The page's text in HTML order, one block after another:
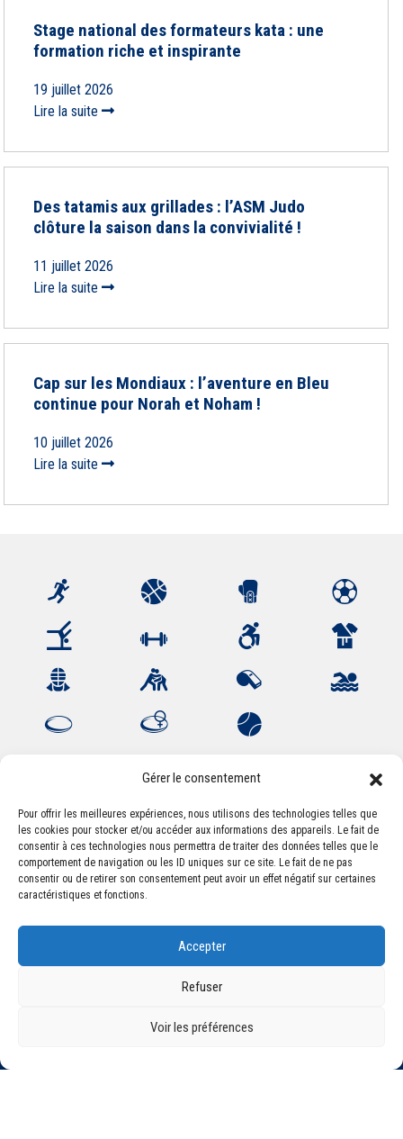
Gérer le consentement
Pour offrir les meilleures expériences, nous utilisons des technologies telles que
les cookies pour stocker et/ou accéder aux informations des appareils. Le fait de
consentir à ces technologies nous permettra de traiter des données telles que le
comportement de navigation ou les ID uniques sur ce site. Le fait de ne pas
consentir ou de retirer son consentement peut avoir un effet négatif sur certaines
caractéristiques et fonctions.
Accepter
Refuser
Voir les préférences
Stage national des formateurs kata : une
formation riche et inspirante
19 juillet 2026
Lire la suite
Des tatamis aux grillades : l’ASM Judo
clôture la saison dans la convivialité !
11 juillet 2026
Lire la suite
Cap sur les Mondiaux : l’aventure en Bleu
continue pour Norah et Noham !
10 juillet 2026
Lire la suite
Association Sportive Montferrandaise
84, boulevard Léon Jouhaux
CS 80221 - 63021 Clermont-Ferrand Cedex 2
accueil@asm-omnisports.com